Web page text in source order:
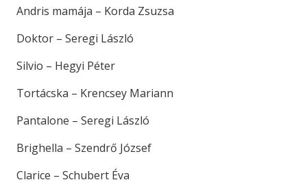
Andris mamája – Korda Zsuzsa
Doktor – Seregi László
Silvio – Hegyi Péter
Tortácska – Krencsey Mariann
Pantalone – Seregi László
Brighella – Szendrő József
Clarice – Schubert Éva